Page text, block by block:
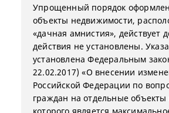
Упрощенный порядок
объекты недвижимости,
«дачная амнистия», действует
действия не установлены.
установлена Федеральным
22.02.2017) «О внесении
Российской Федерации по
граждан на отдельные